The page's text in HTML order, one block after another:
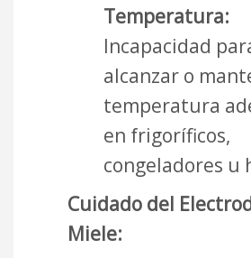
Temperatura:
Incapacidad
alcanzar o
temperatura
en frigoríficos,
congeladores u
Cuidado del
Miele: